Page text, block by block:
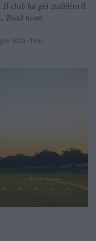
Il club ha già stabilito il
Read more
2025 · 1 min